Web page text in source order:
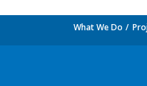
What We Do